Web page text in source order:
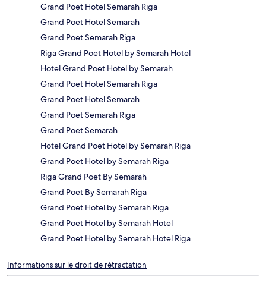
Grand Poet Hotel Semarah Riga
Grand Poet Hotel Semarah
Grand Poet Semarah Riga
Riga Grand Poet Hotel by Semarah Hotel
Hotel Grand Poet Hotel by Semarah
Grand Poet Hotel Semarah Riga
Grand Poet Hotel Semarah
Grand Poet Semarah Riga
Grand Poet Semarah
Hotel Grand Poet Hotel by Semarah Riga
Grand Poet Hotel by Semarah Riga
Riga Grand Poet By Semarah
Grand Poet By Semarah Riga
Grand Poet Hotel by Semarah Riga
Grand Poet Hotel by Semarah Hotel
Grand Poet Hotel by Semarah Hotel Riga
Informations sur le droit de rétractation